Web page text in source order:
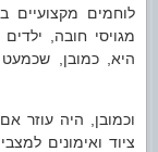
לוחמים מקצועיים
מגויסי חובה,
היא, כמובן,
וכמובן, היה עוזר
ציוד ואימונים